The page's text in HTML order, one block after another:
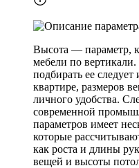
Высота — параметр,
мебели по
подбирать ее
квартире, размеров
личного удобства.
современной
параметров имеет
которые
как роста и длины
вещей и высоты